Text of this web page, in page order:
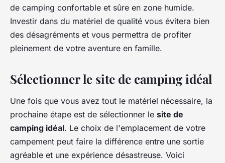
de camping confortable et sûre en zone humide.
Investir dans du matériel de qualité vous évitera bien
des désagréments et vous permettra de profiter
pleinement de votre aventure en famille.
Sélectionner le site de camping idéal
Une fois que vous avez tout le matériel nécessaire, la
prochaine étape est de sélectionner le site de
camping idéal. Le choix de l'emplacement de votre
campement peut faire la différence entre une sortie
agréable et une expérience désastreuse. Voici